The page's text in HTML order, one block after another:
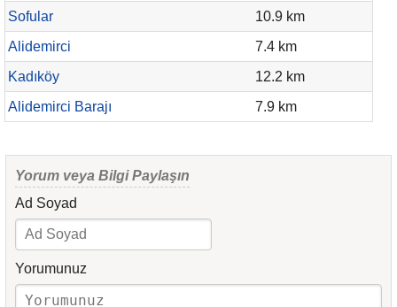
Sofular
10.9 km
Alidemirci
7.4 km
Kadıköy
12.2 km
Alidemirci Barajı
7.9 km
Yorum veya Bilgi Paylaşın
Ad Soyad
Yorumunuz